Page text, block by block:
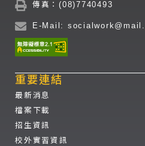
傳真：(08)7740493
E-Mail:
重要連結
最新消息
檔案下載
招生資訊
校外實習資訊